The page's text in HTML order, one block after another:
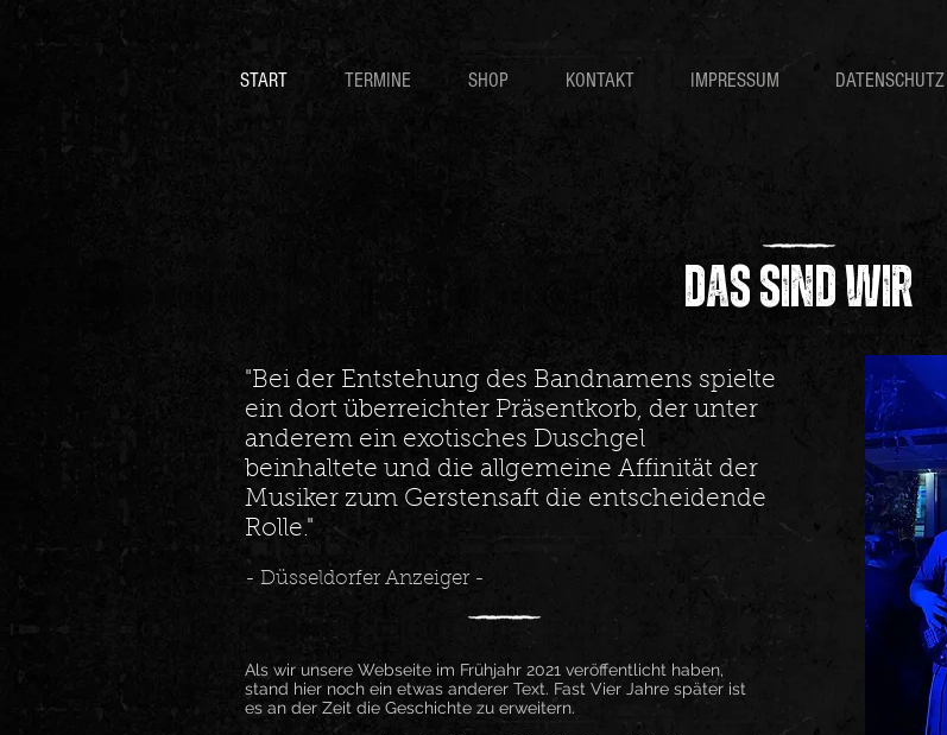
START TERMINE SHOP KONTAKT IMPRESSUM DATENSCHUTZ
DAS SIND WIR
"Bei der Entstehung des Bandnamens spielte
ein dort überreichter Präsentkorb, der unter
anderem ein exotisches Duschgel
beinhaltete und die allgemeine Affinität der
Musiker zum Gerstensaft die entscheidende
Rolle."
- Düsseldorfer Anzeiger -
Als wir unsere Webseite im Frühjahr 2021 veröffentlicht haben,
stand hier noch ein etwas anderer Text. Fast Vier Jahre später ist
es an der Zeit die Geschichte zu erweitern.